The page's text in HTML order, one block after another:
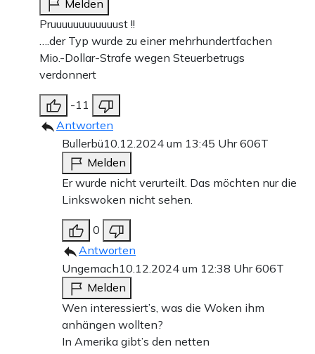
Melden
Pruuuuuuuuuuuust !!
….der Typ wurde zu einer mehrhundertfachen
Mio.-Dollar-Strafe wegen Steuerbetrugs
verdonnert
-11
Antworten
Bullerbü10.12.2024 um 13:45 Uhr606T
Melden
Er wurde nicht verurteilt. Das möchten nur die
Linkswoken nicht sehen.
0
Antworten
Ungemach10.12.2024 um 12:38 Uhr606T
Melden
Wen interessiert’s, was die Woken ihm
anhängen wollten?
In Amerika gibt’s den netten